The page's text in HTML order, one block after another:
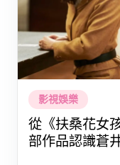
影視娛樂
從《扶桑花女
部作品認識蒼